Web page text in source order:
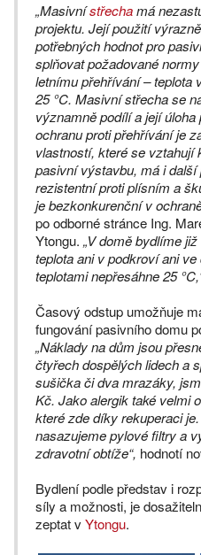
„Masivnístřechamá
projektu. Její použití
potřebných hodnot pro
splňovat požadované
letnímu přehřívání – teplota
25 °C. Masivní střecha se
významně podílí a její
ochranu proti přehřívání je
vlastností, které se vztahují
pasivní výstavbu, má i
rezistentní proti plísním a
je bezkonkurenční v
po odborné stránce Ing.
Ytongu. „V domě bydlíme
teplota ani v podkroví ani
teplotami nepřesáhne 25
Časový odstup umožňuje
fungování pasivního domu
„Náklady na dům jsou
čtyřech dospělých lidech a
sušička či dva mrazáky,
Kč. Jako alergik také velmi
které zde díky rekuperaci
nasazujeme pylové filtry a
zdravotní obtíže“, hodnotí
Bydlení podle představ i
síly a možnosti, je
zeptat vYtongu.